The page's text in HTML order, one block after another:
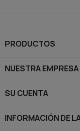
PRODUCTOS
NUESTRA EMPRESA
SU CUENTA
INFORMACIÓN DE